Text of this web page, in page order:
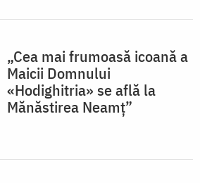
„Cea mai frumoasă icoană a
Maicii Domnului
«Hodighitria» se află la
Mănăstirea Neamț”